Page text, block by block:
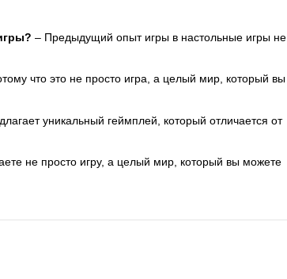
– Предыдущий опыт игры в настольные игры не
что это не просто игра, а целый мир, который вы
уникальный геймплей, который отличается от
не просто игру, а целый мир, который вы можете